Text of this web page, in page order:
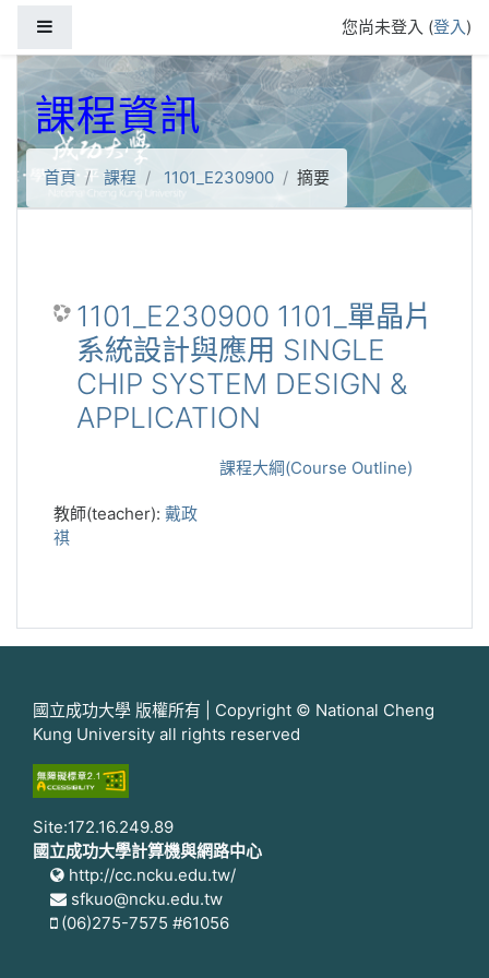
您尚未登入 (登入)
課程資訊
首頁 課程 1101_E230900 摘要
1101_E230900 1101_單晶片
系統設計與應用 SINGLE
CHIP SYSTEM DESIGN &
APPLICATION
課程大綱(Course Outline)
教師(teacher): 戴政
祺
國立成功大學 版權所有 | Copyright © National Cheng
Kung University all rights reserved
Site:172.16.249.89
國立成功大學計算機與網路中心
http://cc.ncku.edu.tw/
sfkuo@ncku.edu.tw
(06)275-7575 #61056